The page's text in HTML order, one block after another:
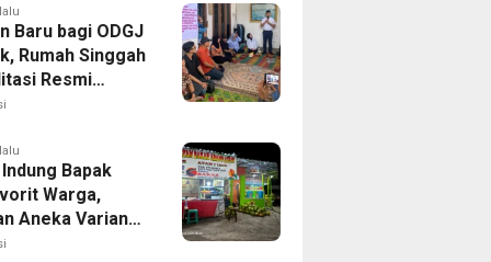
Baru bagi ODGJ
Rumah Singgah
Resmi
Bapak
Warga,
Aneka Varian
Muda